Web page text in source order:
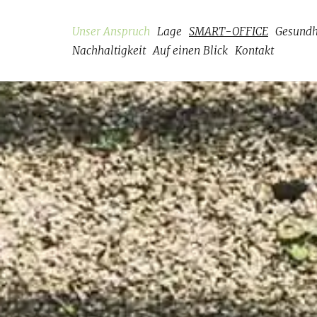
Inhalt
springen
Unser Anspruch Lage SMART-OFFICE
Nachhaltigkeit Auf einen Blick Kontakt